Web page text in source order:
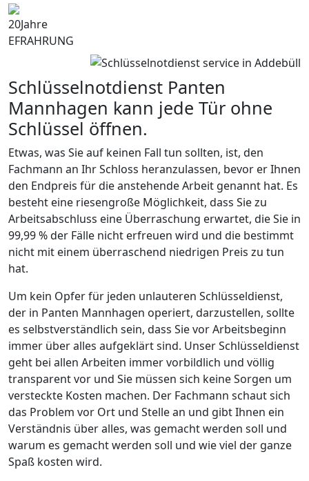
20Jahre
EFRAHRUNG
Schlüsselnotdienst Panten
Mannhagen kann jede Tür ohne
Schlüssel öffnen.
Etwas, was Sie auf keinen Fall tun sollten, ist, den
Fachmann an Ihr Schloss heranzulassen, bevor er Ihnen
den Endpreis für die anstehende Arbeit genannt hat. Es
besteht eine riesengroße Möglichkeit, dass Sie zu
Arbeitsabschluss eine Überraschung erwartet, die Sie in
99,99 % der Fälle nicht erfreuen wird und die bestimmt
nicht mit einem überraschend niedrigen Preis zu tun
hat.
Um kein Opfer für jeden unlauteren Schlüsseldienst,
der in Panten Mannhagen operiert, darzustellen, sollte
es selbstverständlich sein, dass Sie vor Arbeitsbeginn
immer über alles aufgeklärt sind. Unser Schlüsseldienst
geht bei allen Arbeiten immer vorbildlich und völlig
transparent vor und Sie müssen sich keine Sorgen um
versteckte Kosten machen. Der Fachmann schaut sich
das Problem vor Ort und Stelle an und gibt Ihnen ein
Verständnis über alles, was gemacht werden soll und
warum es gemacht werden soll und wie viel der ganze
Spaß kosten wird.